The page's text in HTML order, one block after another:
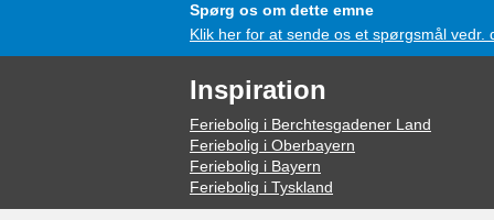
Spørg os om dette emne
Klik her for at sende os et spørgsmål vedr.
Inspiration
Feriebolig i Berchtesgadener Land
Feriebolig i Oberbayern
Feriebolig i Bayern
Feriebolig i Tyskland